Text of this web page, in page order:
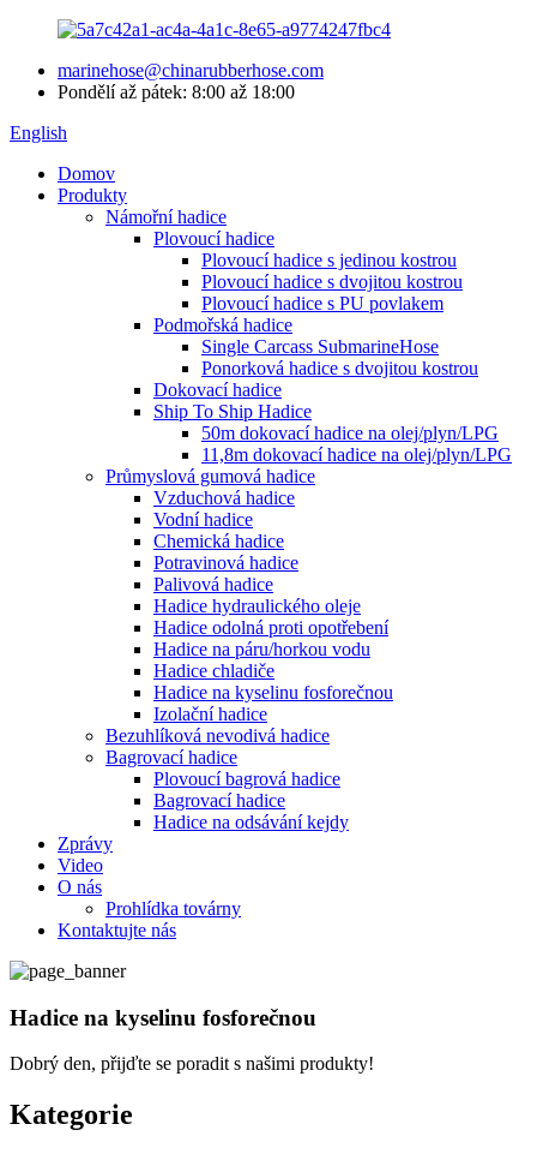
marinehose@chinarubberhose.com
Pondělí až pátek: 8:00 až 18:00
English
Domov
Produkty
Námořní hadice
Plovoucí hadice
Plovoucí hadice s jedinou kostrou
Plovoucí hadice s dvojitou kostrou
Plovoucí hadice s PU povlakem
Podmořská hadice
Single Carcass SubmarineHose
Ponorková hadice s dvojitou kostrou
Dokovací hadice
Ship To Ship Hadice
50m dokovací hadice na olej/plyn/LPG
11,8m dokovací hadice na olej/plyn/LPG
Průmyslová gumová hadice
Vzduchová hadice
Vodní hadice
Chemická hadice
Potravinová hadice
Palivová hadice
Hadice hydraulického oleje
Hadice odolná proti opotřebení
Hadice na páru/horkou vodu
Hadice chladiče
Hadice na kyselinu fosforečnou
Izolační hadice
Bezuhlíková nevodivá hadice
Bagrovací hadice
Plovoucí bagrová hadice
Bagrovací hadice
Hadice na odsávání kejdy
Zprávy
Video
O nás
Prohlídka továrny
Kontaktujte nás
Hadice na kyselinu fosforečnou
Dobrý den, přijďte se poradit s našimi produkty!
Kategorie